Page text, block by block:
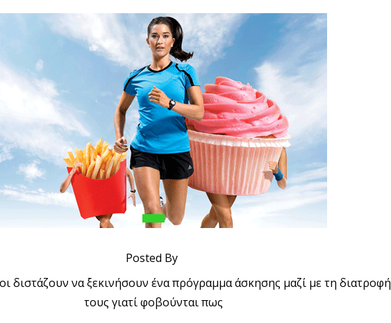
Posted By
διστάζουν να ξεκινήσουν ένα πρόγραμμα άσκησης μαζί με τη διατροφή
τους γιατί φοβούνται πως